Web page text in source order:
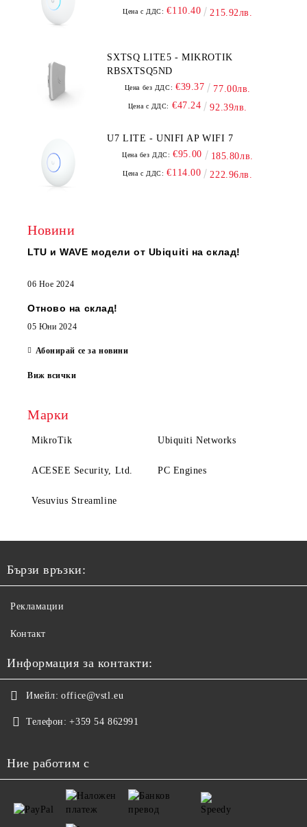
Цена с ДДС: €110.40 215.92лв.
SXTSQ LITE5 - MIKROTIK
RBSXTSQ5ND
Цена без ДДС: €39.37 77.00лв.
Цена с ДДС: €47.24 92.39лв.
U7 LITE - UNIFI AP WIFI 7
Цена без ДДС: €95.00 185.80лв.
Цена с ДДС: €114.00 222.96лв.
Новини
LTU и WAVE модели от Ubiquiti на склад!
06 Ное 2024
Отново на склад!
05 Юни 2024
Абонирай се за новини
Виж всички
Марки
MikroTik Ubiquiti Networks
ACESEE Security, Ltd. PC Engines
Vesuvius Streamline
Бързи връзки:
Рекламации
Контакт
Информация за контакти:
Имейл: office@vstl.eu
Телефон: +359 54 862991
Ние работим с